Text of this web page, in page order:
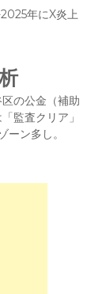
年にX炎上
の公金（補助
監査クリア」
ーン多し。